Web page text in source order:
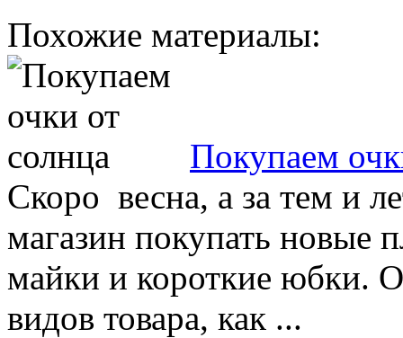
Похожие материалы:
Покупаем
Скоро весна, а за тем и
магазин покупать новые
майки и короткие юбки.
видов товара, как ...